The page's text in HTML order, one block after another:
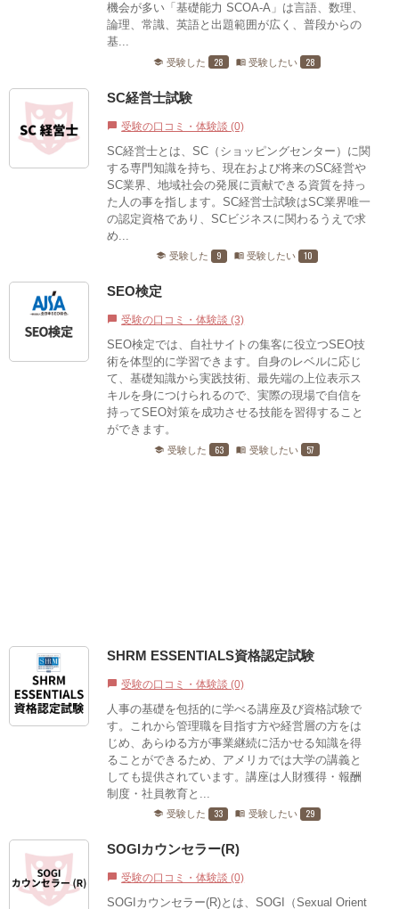
機会が多い「基礎能力 SCOA-A」は言語、数理、
論理、常識、英語と出題範囲が広く、普段からの
基...
school 受験した 28 menu_book 受験したい 28
SC経営士試験
chat_bubble 受験の口コミ・体験談 (0)
SC経営士とは、SC（ショッピングセンター）に関
する専門知識を持ち、現在および将来のSC経営や
SC業界、地域社会の発展に貢献できる資質を持っ
た人の事を指します。SC経営士試験はSC業界唯一
の認定資格であり、SCビジネスに関わるうえで求
め...
school 受験した 9 menu_book 受験したい 10
SEO検定
chat_bubble 受験の口コミ・体験談 (3)
SEO検定では、自社サイトの集客に役立つSEO技
術を体型的に学習できます。自身のレベルに応じ
て、基礎知識から実践技術、最先端の上位表示ス
キルを身につけられるので、実際の現場で自信を
持ってSEO対策を成功させる技能を習得すること
ができます。
school 受験した 63 menu_book 受験したい 57
SHRM ESSENTIALS資格認定試験
chat_bubble 受験の口コミ・体験談 (0)
人事の基礎を包括的に学べる講座及び資格試験で
す。これから管理職を目指す方や経営層の方をは
じめ、あらゆる方が事業継続に活かせる知識を得
ることができるため、アメリカでは大学の講義と
しても提供されています。講座は人財獲得・報酬
制度・社員教育と...
school 受験した 33 menu_book 受験したい 29
SOGIカウンセラー(R)
chat_bubble 受験の口コミ・体験談 (0)
SOGIカウンセラー(R)とは、SOGI（Sexual Orient